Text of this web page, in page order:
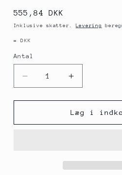
Normalpris
555,84 DKK
Inklusive skatter. Levering
= DKK
Antal
Antal
Reducer
antallet
for
Veritas-
Øg
antallet
for
Riedel
Veritas-
Læg i